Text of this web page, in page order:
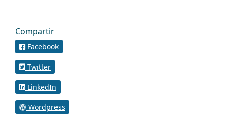
Compartir
Facebook
Twitter
LinkedIn
Wordpress